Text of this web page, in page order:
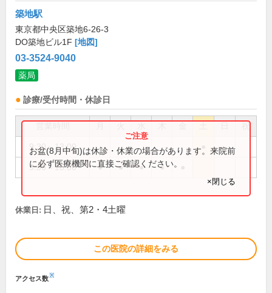
築地駅
東京都中央区築地6-26-3
DO築地ビル1F [地図]
03-3524-9040
薬局
診療/受付時間・休診日
祝
9:30～13:00
9:30～18:00 ● ● ● ●
お盆(8月中旬)は休診・休業の場合があります。来院前
に必ず医療機関に直接ご確認ください。
×閉じる
休業日: 日、祝、第2・4土曜
この医院の詳細をみる
アクセス数※